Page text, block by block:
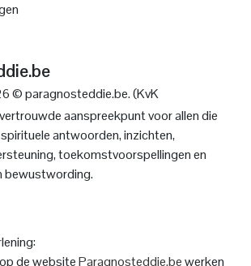
© paragnosteddie.be. (KvK
aanspreekpunt voor allen die
antwoorden, inzichten,
toekomstvoorspellingen en
bewustwording.
de websiteParagnosteddie.bewerken